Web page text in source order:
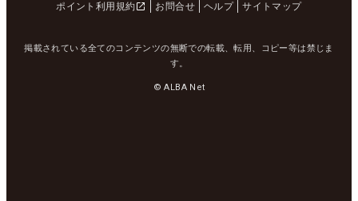
ポイント利用規約
お問合せ ヘルプ サイトマップ
掲載されている全てのコンテンツの無断での転載、転用、コピー等は禁じま
す。
© ALBA Net